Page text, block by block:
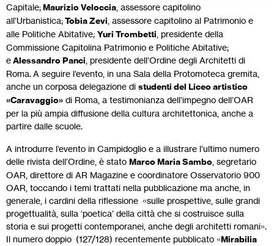
Capitale;Maurizio Veloccia , assessore capitolino
all’Urbanistica;Tobia Zevi , assessore capitolino al Patrimonio e
alle Politiche Abitative; Yuri Trombetti , presidente della
Commissione Capitolina Patrimonio e Politiche Abitative;
eAlessandro Panci , presidente dell’Ordine degli Architetti di
Roma. A seguire l’evento, in una Sala della Protomoteca gremita,
anche un corposa delegazione di studenti del Liceo artistico
«Caravaggio» di Roma, a testimonianza dell’impegno dell’OAR
per la più ampia diffusione della cultura architettonica, anche a
partire dalle scuole.
A introdurre l’evento in Campidoglio e a illustrare l’ultimo numero
delle rivista dell’Ordine, è stato Marco Maria Sambo , segretario
OAR, direttore di AR Magazine e coordinatore Osservatorio 900
OAR, toccando i temi trattati nella pubblicazione ma anche, in
generale, i cardini della riflessione «sulle prospettive, sulle grandi
progettualità, sulla ‘poetica’ della città che si costruisce sulla
storia e sui progetti contemporanei, anche degli architetti romani».
Il numero doppio (127/128) recentemente pubblicato «Mirabilia